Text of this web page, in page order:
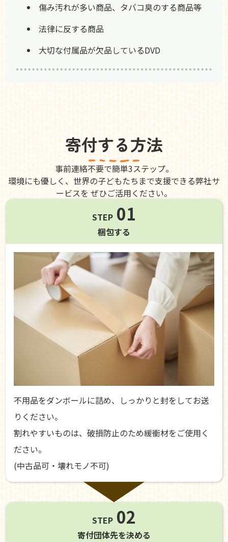
傷み汚れが多い商品、タバコ臭のする商品等
法律に反する商品
大切な付属品が欠品しているDVD
寄付する方法
事前連絡不要で簡単3ステップ。
環境にも優しく、世界の子どもたちまで支援できる弊社サ
ービスを ぜひご活用ください。
STEP 01
梱包する
不用品をダンボールに詰め、しっかりと封をしてお送
りください。
割れやすいものは、破損防止のため緩衝材をご使用く
ださい。
(中古品可・壊れモノ不可)
STEP 02
寄付団体先を決める